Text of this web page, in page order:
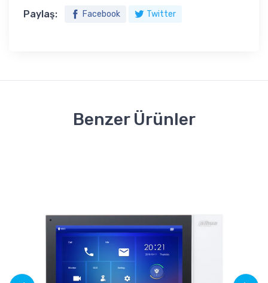
Paylaş: Facebook Twitter
Benzer Ürünler